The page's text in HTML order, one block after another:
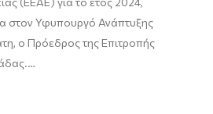
στον Υφυπουργό Ανάπτυξης
ο Πρόεδρος της Επιτροπής